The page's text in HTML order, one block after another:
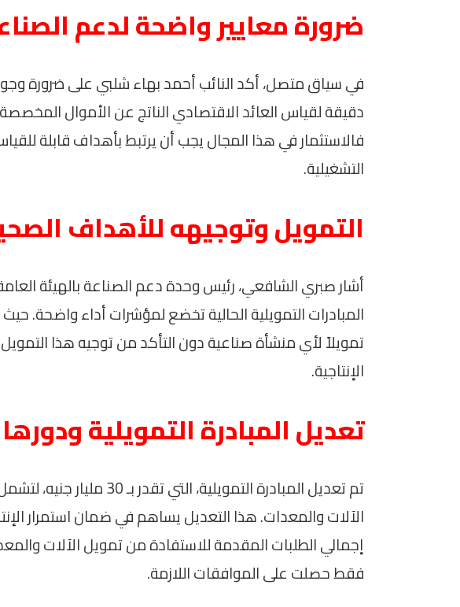
ضرورة معايير واضحة لدعم
في سياق متصل، أكد النائب أحمد بهاء شلبي على ضرورة
دقيقة لقياس العائد الاقتصادي الناتج عن الأموال
فالاستثمار في هذا المجال يجب أن يرتبط بأهداف قابلة
التشغيلية.
التمويل وتوجيهه للأهداف
أشار صبري الشافعي، رئيس وحدة دعم الصناعة بالهيئة العامة
المبادرات التمويلية الحالية تخضع لمؤشرات أداء واضحة.
تمويلاً لأي منشأة صناعية دون التأكد من توجيه هذا
الإنتاجية.
تعديل المبادرة التمويلية
تم تعديل المبادرة التمويلية،
الآلات والمعدات. هذا التعديل يساهم في ضمان استمرار
فقط حصلت على الموافقات اللازمة.